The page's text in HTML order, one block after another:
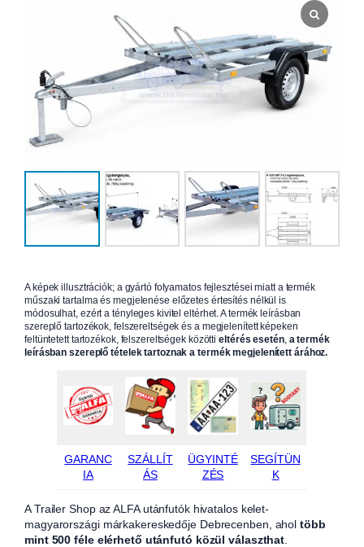
A képek illusztrációk; a gyártó folyamatos fejlesztései miatt a termék
műszaki tartalma és megjelenése előzetes értesítés nélkül is
módosulhat, ezért a tényleges kivitel eltérhet. A termék leírásban
szereplő tartozékok, felszereltségek és a megjelenített képeken
feltüntetett tartozékok, felszereltségek közöttieltérés esetén, a termék
leírásban szereplő tételek tartoznak a termék megjelenített árához.
GARANC
IA
SZÁLLÍT
ÁS
ÜGYINTÉ
ZÉS
SEGÍTÜN
K
A Trailer Shop az ALFA utánfutók hivatalos kelet-
magyarországi márkakereskedője Debrecenben, aholtöbb
mint 500 féle elérhető utánfutó közül választhat